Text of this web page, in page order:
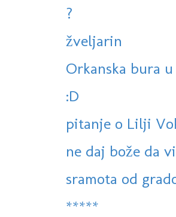
?
žveljarin
Orkanska bura
:D
pitanje o Lilji
ne daj bože da
sramota od
*****